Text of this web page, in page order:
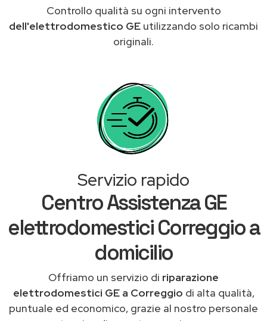
Controllo qualità su ogni intervento
dell'elettrodomestico GE utilizzando solo ricambi
originali.
Servizio rapido
Centro Assistenza GE
elettrodomestici Correggio a
domicilio
Offriamo un servizio di riparazione
elettrodomestici GE a Correggio di alta qualità,
puntuale ed economico, grazie al nostro personale